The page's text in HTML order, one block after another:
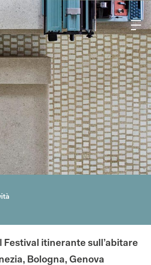
Festival itinerante sull’abitare
Bologna, Genova